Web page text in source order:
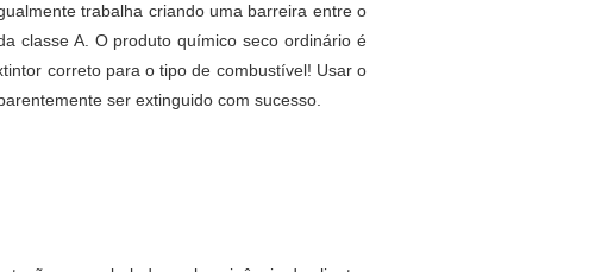
trabalha criando uma barreira entre o
classe A. O produto químico seco ordinário é
correto para o tipo de combustível! Usar o
ser extinguido com sucesso.